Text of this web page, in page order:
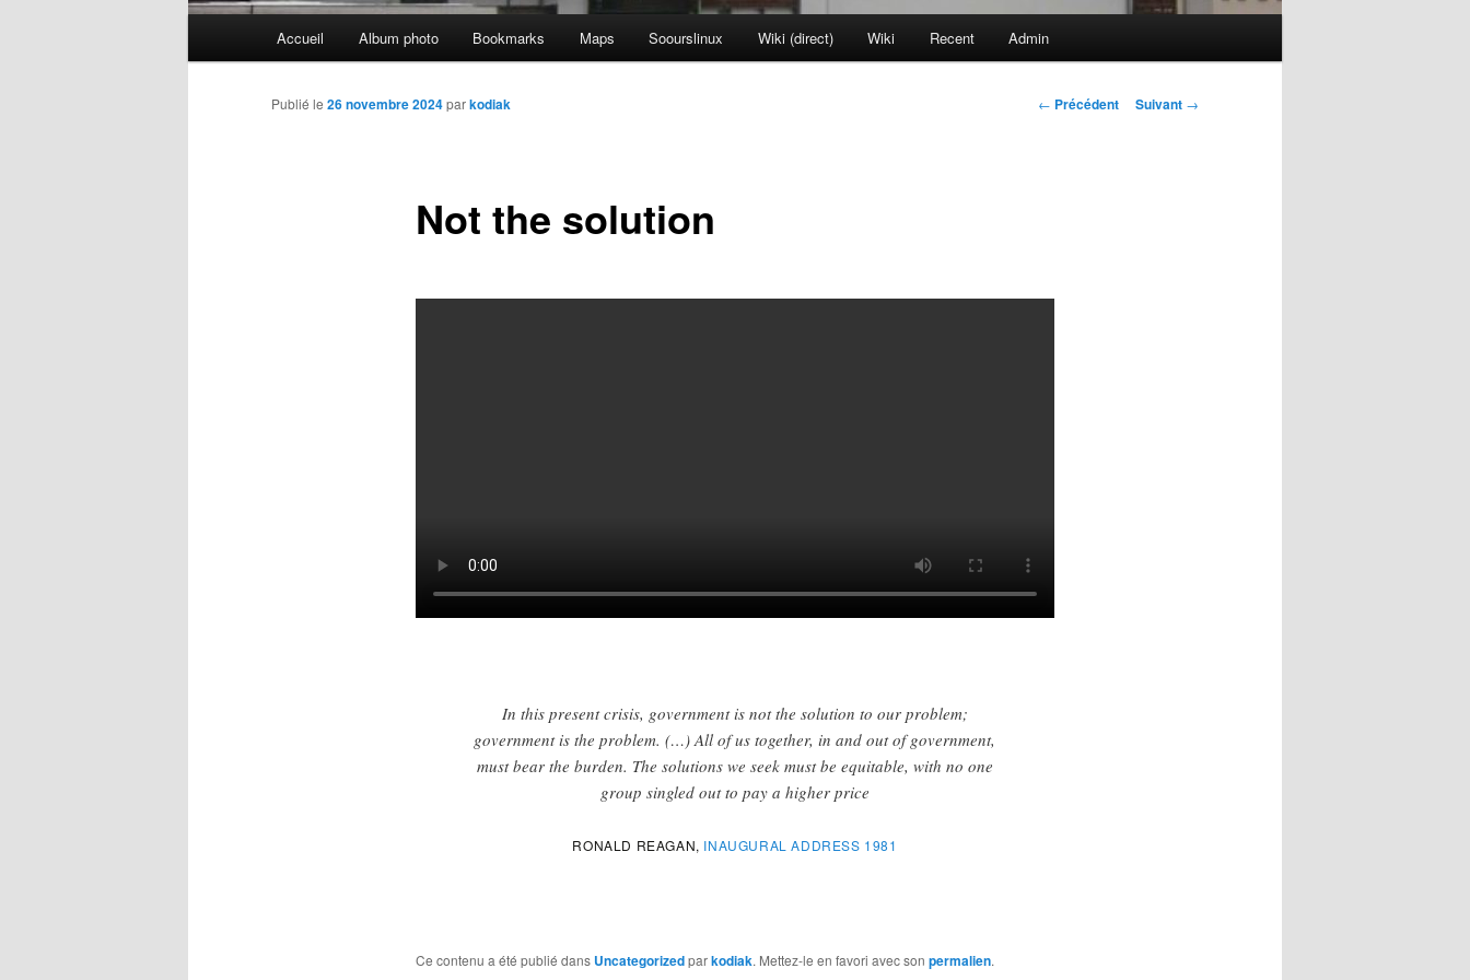
Accueil Album photo Bookmarks Maps Soourslinux Wiki (direct) Wiki Recent Admin
Navigation
← Précédent Suivant →
Not the solution
Publié le 26 novembre 2024parkodiak
In this present crisis, government is not the solution to our problem;
government is the problem. (…) All of us together, in and out of government,
must bear the burden. The solutions we seek must be equitable, with no one
group singled out to pay a higher price
RONALD REAGAN, INAUGURAL ADDRESS 1981
Ce contenu a été publié dans Uncategorizedparkodiak. Mettez-le en favori avec son permalien.